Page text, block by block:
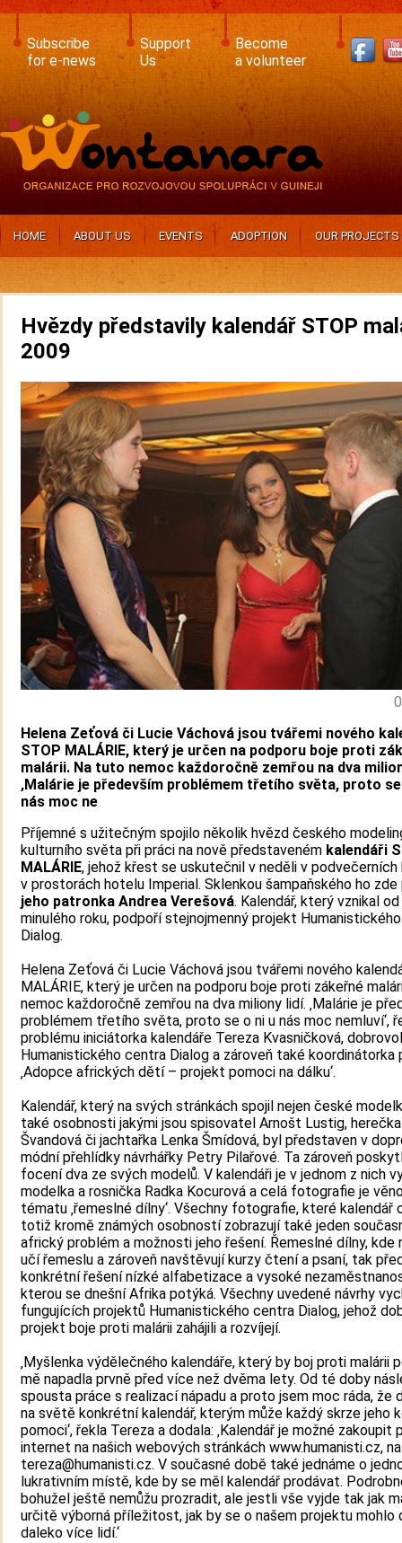
Skip
main
content
Subscribe
for e-news
Support
Us
Become
a volunteer
HOME ABOUT US EVENTS ADOPTION OUR PROJECTS
Hvězdy představily kalendář STOP
2009
Helena Zeťová či Lucie Váchová jsou tvářemi nového
STOP MALÁRIE, který je určen na podporu boje proti
malárii. Na tuto nemoc každoročně zemřou na dva
‚Malárie je především problémem třetího světa, proto
nás moc ne
Příjemné s užitečným spojilo několik hvězd českého
kulturního světa při práci na nově představeném kalendáři
MALÁRIE, jehož křest se uskutečnil v neděli v podvečerních
v prostorách hotelu Imperial. Sklenkou šampaňského ho
jeho patronka Andrea Verešová. Kalendář, který vznikal
minulého roku, podpoří stejnojmenný projekt
Dialog.
Helena Zeťová či Lucie Váchová jsou tvářemi nového
MALÁRIE, který je určen na podporu boje proti zákeřné
nemoc každoročně zemřou na dva miliony lidí. ‚Malárie je
problémem třetího světa, proto se o ni u nás moc nemluví‘,
problému iniciátorka kalendáře Tereza Kvasničková,
Humanistického centra Dialog a zároveň také koordinátorka
‚Adopce afrických dětí – projekt pomoci na dálku‘.
Kalendář, který na svých stránkách spojil nejen české
také osobnosti jakými jsou spisovatel Arnošt Lustig,
Švandová či jachtařka Lenka Šmídová, byl představen v
módní přehlídky návrhářky Petry Pilařové. Ta zároveň
focení dva ze svých modelů. V kalendáři je v jednom z nich
modelka a rosnička Radka Kocurová a celá fotografie je
tématu ‚řemeslné dílny‘. Všechny fotografie, které kalendář
totiž kromě známých osobností zobrazují také jeden
africký problém a možnosti jeho řešení. Řemeslné dílny, kde
učí řemeslu a zároveň navštěvují kurzy čtení a psaní, tak
konkrétní řešení nízké alfabetizace a vysoké
kterou se dnešní Afrika potýká. Všechny uvedené návrhy
fungujících projektů Humanistického centra Dialog, jehož
projekt boje proti malárii zahájili a rozvíjejí.
‚Myšlenka výdělečného kalendáře, který by boj proti malárii
mě napadla prvně před více než dvěma lety. Od té doby
spousta práce s realizací nápadu a proto jsem moc ráda, že
na světě konkrétní kalendář, kterým může každý skrze jeho
pomoci‘, řekla Tereza a dodala: ‚Kalendář je možné zakoupit
internet na našich webových stránkách www.humanisti.cz,
tereza@humanisti.cz. V současné době také jednáme o
lukrativním místě, kde by se měl kalendář prodávat.
bohužel ještě nemůžu prozradit, ale jestli vše vyjde tak jak
určitě výborná příležitost, jak by se o našem projektu mohlo
daleko více lidí.‘